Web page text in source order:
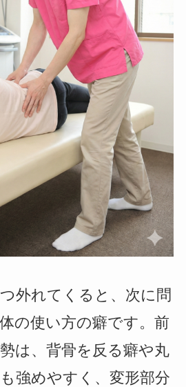
外れてくると、次に問
の使い方の癖です。前
は、背骨を反る癖や丸
強めやすく、変形部分